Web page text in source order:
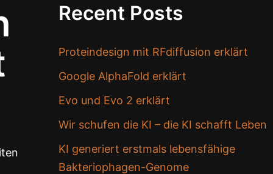
Recent Posts
Proteindesign mit RFdiffusion erklärt
Google AlphaFold erklärt
Evo und Evo 2 erklärt
Wir schufen die KI – die KI schafft Leben
KI generiert erstmals lebensfähige
Bakteriophagen-Genome